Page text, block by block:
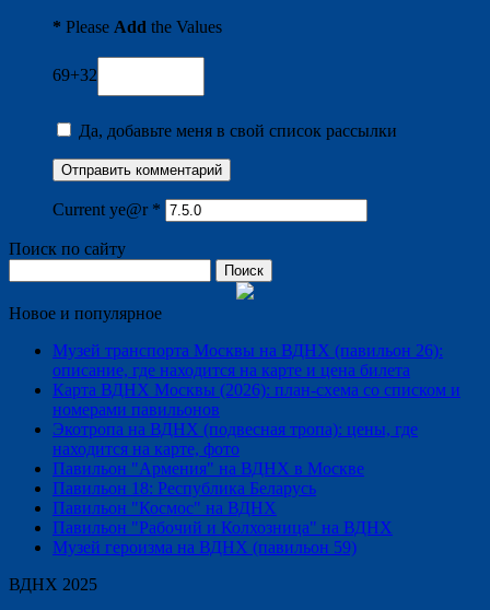
* Please Add the Values
69+32
Да, добавьте меня в свой список рассылки
Current ye@r *
Поиск по сайту
Новое и популярное
Музей транспорта Москвы на ВДНХ (павильон 26):
описание, где находится на карте и цена билета
Карта ВДНХ Москвы (2026): план-схема со списком и
номерами павильонов
Экотропа на ВДНХ (подвесная тропа): цены, где
находится на карте, фото
Павильон "Армения" на ВДНХ в Москве
Павильон 18: Республика Беларусь
Павильон "Космос" на ВДНХ
Павильон "Рабочий и Колхозница" на ВДНХ
Музей героизма на ВДНХ (павильон 59)
ВДНХ 2025